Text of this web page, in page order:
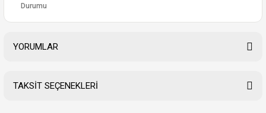
Durumu
YORUMLAR
TAKSİT SEÇENEKLERİ